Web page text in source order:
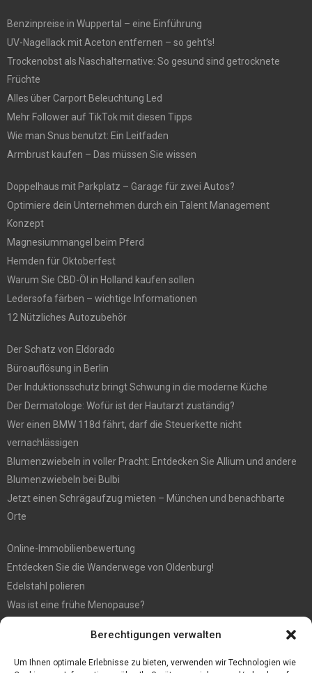
Berechtigungen verwalten
Um Ihnen optimale Erlebnisse zu bieten, verwenden wir Technologien wie
Benzinpreise in Wuppertal – eine Einführung
UV-Nagellack mit Aceton entfernen – so geht’s!
Trockenobst als Naschalternative: So gesund sind getrocknete
Früchte
Alles über Carport Beleuchtung Led
Mehr Follower auf TikTok mit diesen Tipps
Wie man Snus benutzt: Ein Leitfaden
Armbrust kaufen – Das müssen Sie wissen
Doppelhaus mit Parkplatz – Garage für zwei Autos?
Optimiere dein Unternehmen durch ein Talent Management
Konzept
Magnesiummangel beim Pferd
Hemden für Oktoberfest
Warum Sie CBD-Öl in Holland kaufen sollen
Ledersofa färben – wichtige Informationen
12 Nützliches Autozubehör
Der Schatz von Eldorado
Büroauflösung in Berlin
Der Induktionsschutz bringt Schwung in die moderne Küche
Der Dermatologe: Wofür ist der Hautarzt zuständig?
Wer einen BMW 118d fährt, darf die Steuerkette nicht
vernachlässigen
Blumenzwiebeln in voller Pracht: Entdecken Sie Allium und andere
Blumenzwiebeln bei Bulbi
Jetzt einen Schrägaufzug mieten – München und benachbarte
Orte
Online-Immobilienbewertung
Entdecken Sie die Wanderwege von Oldenburg!
Edelstahl polieren
Was ist eine frühe Menopause?
Tipps für günstige Parkplätze am Flughafen Köln
5 Dinge, die Sie tun müssen, wenn Sie nach Ibiza reisen